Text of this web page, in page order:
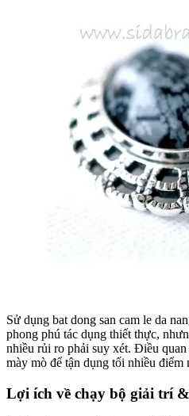
Sử dụng bat dong san cam le da
phong phú tác dụng thiết thực,
nhiều rủi ro phải suy xét. Điều
mày mò để tận dụng tối nhiều điểm
Lợi ích về chạy bộ giải trí